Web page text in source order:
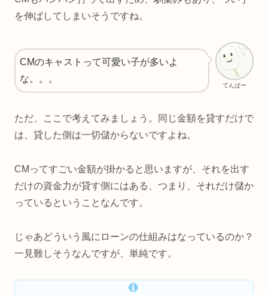
を伸ばしてしまいそうですね。
てんぱー
CMのキャストって可愛い子が多いよ
な。。。
ただ、ここで考えてみましょう。同じ金額を貸すだけで
は、貸した側は一切儲からないですよね。
CMってすごい金額が掛かると思いますが、それを出す
だけの資金力が貸す側にはある、つまり、それだけ儲か
っているということなんです。
じゃあどういう風にローンの仕組みはなっているのか？
一見難しそうなんですが、単純です。